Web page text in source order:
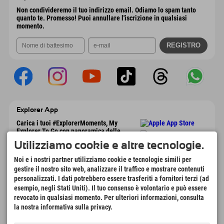
Non condivideremo il tuo indirizzo email. Odiamo lo spam tanto
quanto te. Promesso! Puoi annullare l'iscrizione in qualsiasi
momento.
Explorer App
Carica i tuoi #ExplorerMoments, My
Explorer To Go con panoramica delle
dei ristoranti e molto altro. Scaricalo
subito!
È tempo di momenti da esploratore
166
Laghi di montagna e
4.634km
Utilizziamo cookie e altre tecnologie.
Noi e i nostri partner utilizziamo cookie e tecnologie simili per
gestire il nostro sito web, analizzare il traffico e mostrare contenuti
personalizzati. I dati potrebbero essere trasferiti a fornitori terzi (ad
esempio, negli Stati Uniti). Il tuo consenso è volontario e può essere
revocato in qualsiasi momento. Per ulteriori informazioni, consulta
la nostra informativa sulla privacy.